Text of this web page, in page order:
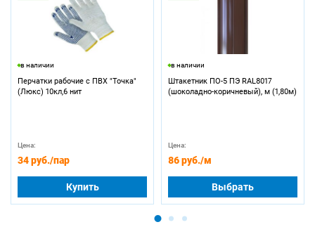
в наличии
Перчатки рабочие с ПВХ "Точка"
(Люкс) 10кл,6 нит
Цена:
34 руб./пар
Купить
в наличии
Штакетник ПО-5 ПЭ RAL8017
(шоколадно-коричневый), м (1,80м)
Цена:
86 руб./м
Выбрать